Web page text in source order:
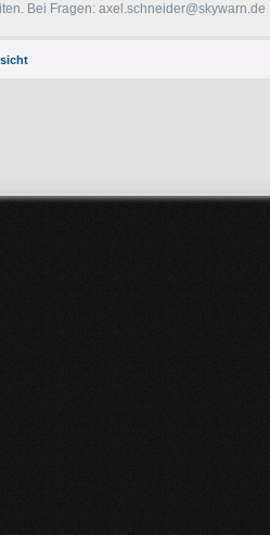
Bei Fragen: axel.schneider@skywarn.de